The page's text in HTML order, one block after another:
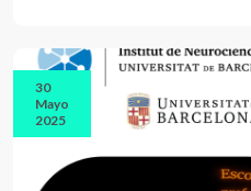
30
Mayo
2025